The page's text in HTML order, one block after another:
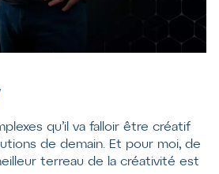
qu’il va falloir être créatif
de demain. Et pour moi, de
terreau de la créativité est